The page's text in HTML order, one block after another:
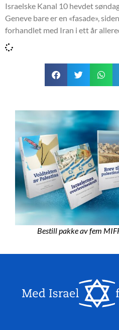
Israelske Kanal 10 hevdet
Geneve bare er en «fasade»,
forhandlet med Iran i ett år
Bestill pakke av fem